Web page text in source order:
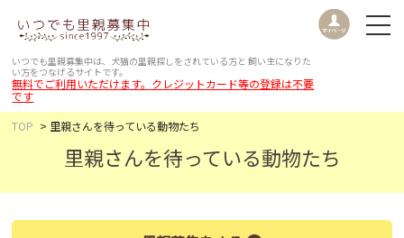
いつでも里親募集中は、犬猫の里親探しをされている方と 飼い主になりた
い方をつなげるサイトです。
無料でご利用いただけます。クレジットカード等の登録は不要
です
TOP
里親さんを待っている動物たち
里親さんを待っている動物たち